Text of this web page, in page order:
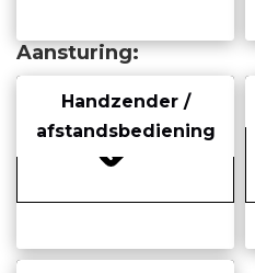
Aansturing
Handzender /
afstandsbediening